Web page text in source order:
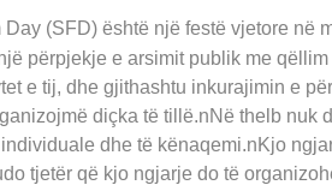
(SFD) është një festë vjetore në
përpjekje e arsimit publik me
e tij, dhe gjithashtu inkurajimin e
diçka të tillë.nNë thelb nuk
dhe të kënaqemi.nKjo
tjetër që kjo ngjarje do të